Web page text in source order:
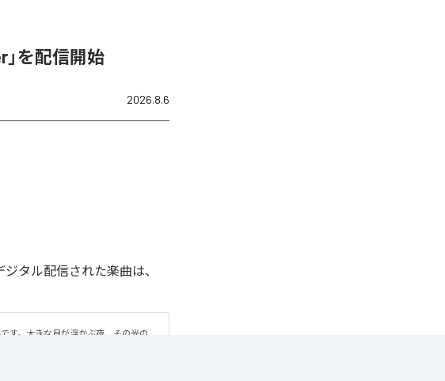
」を配信開始
2026.8.6
ジタル配信された楽曲は、
す。大きな月が浮かぶ夜、その光の